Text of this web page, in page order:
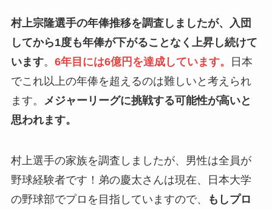
村上宗隆選手の年俸推移を調査しましたが、入団
してから1度も年俸が下がることなく上昇し続けて
います。 6年目には6億円を達成しています。
日本
でこれ以上の年俸を超えるのは難しいと考えられ
ます。
メジャーリーグに挑戦する可能性が高いと
思われます。
村上選手の家族を調査しましたが、男性は全員が
野球経験者です！弟の慶太さんは現在、日本大学
の野球部でプロを目指していますので、
もしプロ